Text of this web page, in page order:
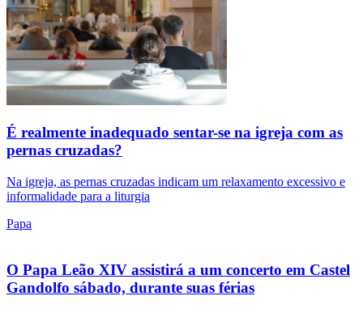
É realmente inadequado sentar-se na igreja com as
pernas cruzadas?
Na igreja, as pernas cruzadas indicam um relaxamento excessivo e
informalidade para a liturgia
Papa
O Papa Leão XIV assistirá a um concerto em Castel
Gandolfo sábado, durante suas férias